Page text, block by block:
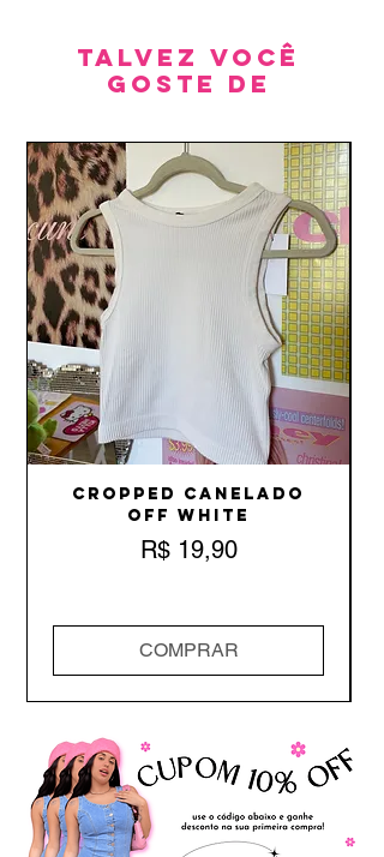
Talvez você
goste de
Cropped Canelado
Off White
Preço
R$ 19,90
COMPRAR